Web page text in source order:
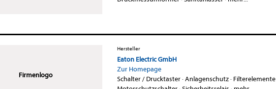
Firmenlogo
Hersteller
Eaton Electric GmbH
Zur Homepage
Schalter / Drucktaster·Anlagenschutz· Filterelemente